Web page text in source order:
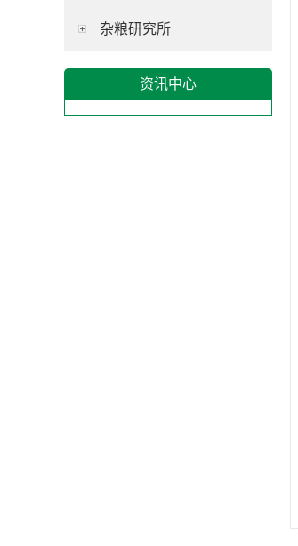
杂粮研究所
资讯中心